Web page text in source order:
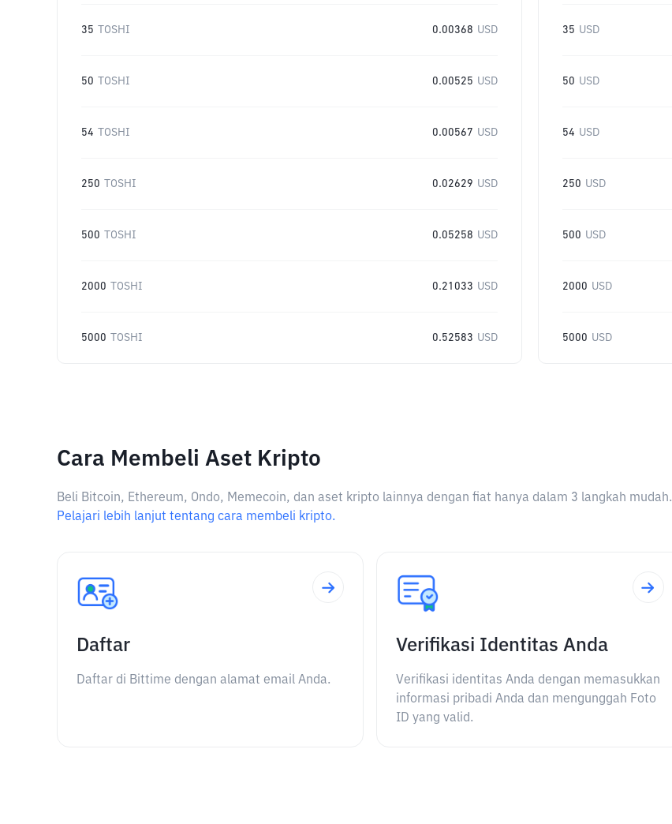
35 TOSHI 0.00368 USD
50 TOSHI 0.00525 USD
54 TOSHI 0.00567 USD
250 TOSHI 0.02629 USD
500 TOSHI 0.05258 USD
2000 TOSHI 0.21033 USD
5000 TOSHI 0.52583 USD
35 USD
50 USD
54 USD
250 USD
500 USD
2000 USD
5000 USD
Cara Membeli Aset Kripto
Beli Bitcoin, Ethereum, Ondo, Memecoin, dan aset kripto lainnya dengan fiat hanya dalam 3 langkah mudah.
Pelajari lebih lanjut tentang cara membeli kripto.
Daftar
Daftar di Bittime dengan alamat email Anda.
Verifikasi Identitas Anda
Verifikasi identitas Anda dengan memasukkan
informasi pribadi Anda dan mengunggah Foto
ID yang valid.